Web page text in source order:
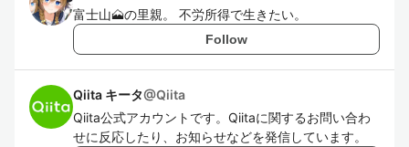
富士山🗻の里親。 不労所得で生きたい。
Follow
Qiita キータ@Qiita
Qiita公式アカウントです。Qiitaに関するお問い合わ
せに反応したり、お知らせなどを発信しています。